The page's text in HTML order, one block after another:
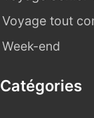
Voyage tout
Week-end
Catégories